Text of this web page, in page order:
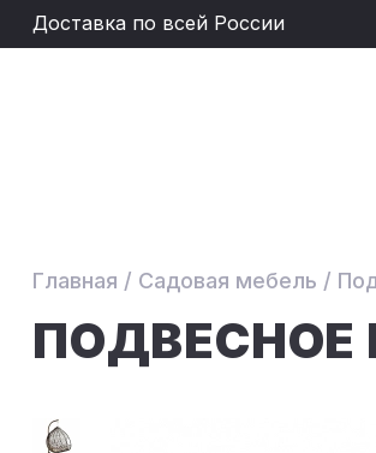
Доставка по всей России
Главная / Садовая мебель /
ПОДВЕСНОЕ